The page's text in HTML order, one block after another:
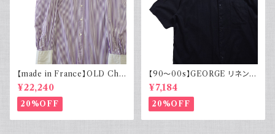
【made in France】OLD Cha
rvet ストライプ 切り替え 紫
¥22,240
20%OFF
【90～00s】GEORGE リネンレ
ーヨンシャツ 黒 ボックスシルエ
ット XL
¥7,184
20%OFF